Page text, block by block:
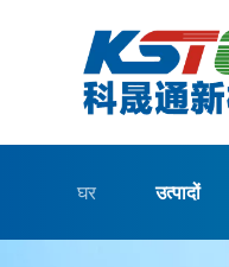
घर उत्पादों